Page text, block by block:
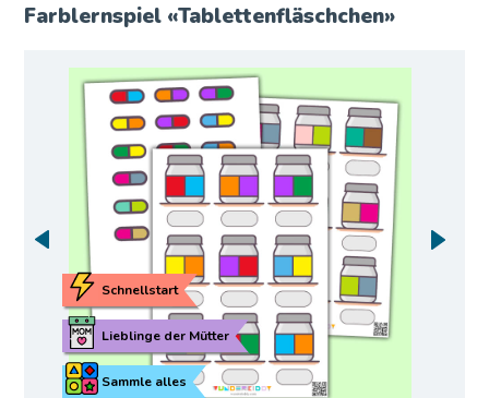
Farblernspiel «Tablettenfläschchen»
Sammle alles
Lieblinge der Mütter
Schnellstart